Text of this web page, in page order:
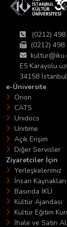
(0212) 498
(0212) 498
E5 Karayolu
34158 İstanbul
e-Üniversite
Orion
CATS
Unidocs
Unitime
Açık Erişim
Diğer Servisler
Ziyaretciler İçin
Yerleşkelerimiz
İnsan Kaynakları
Basında İKÜ
Kültür Ajandası
Kültür Eğitim
İhale ve Satın